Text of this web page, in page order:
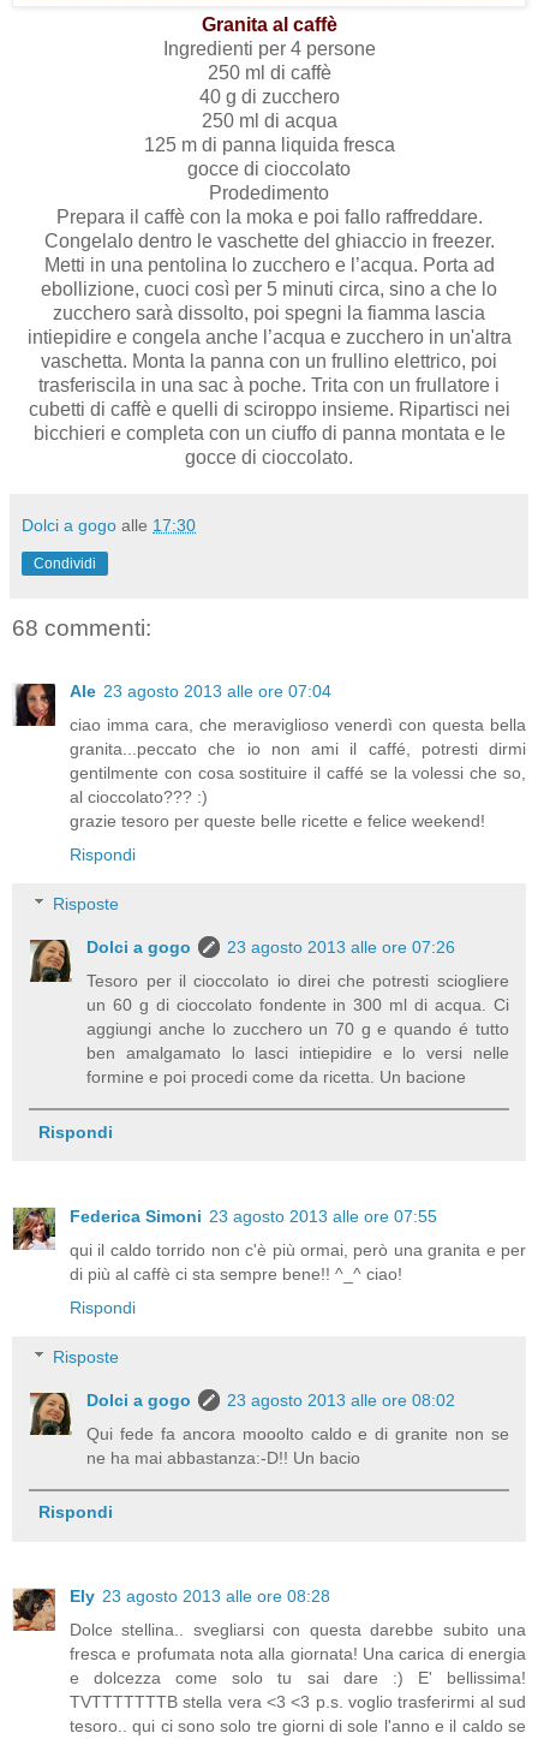
Granita al caffè
Ingredienti per 4 persone
250 ml di caffè
40 g di zucchero
250 ml di acqua
125 m di panna liquida fresca
gocce di cioccolato
Prodedimento
Prepara il caffè con la moka e poi fallo raffreddare.
Congelalo dentro le vaschette del ghiaccio in freezer.
Metti in una pentolina lo zucchero e l’acqua. Porta ad
ebollizione, cuoci così per 5 minuti circa, sino a che lo
zucchero sarà dissolto, poi spegni la fiamma lascia
intiepidire e congela anche l’acqua e zucchero in un'altra
vaschetta. Monta la panna con un frullino elettrico, poi
trasferiscila in una sac à poche. Trita con un frullatore i
cubetti di caffè e quelli di sciroppo insieme. Ripartisci nei
bicchieri e completa con un ciuffo di panna montata e le
gocce di cioccolato.
Dolci a gogo alle 17:30
Condividi
68 commenti:
Ale 23 agosto 2013 alle ore 07:04
ciao imma cara, che meraviglioso venerdì con questa bella
granita...peccato che io non ami il caffé, potresti dirmi
gentilmente con cosa sostituire il caffé se la volessi che so,
al cioccolato??? :)
grazie tesoro per queste belle ricette e felice weekend!
Rispondi
Risposte
Dolci a gogo
23 agosto 2013 alle ore 07:26
Tesoro per il cioccolato io direi che potresti sciogliere
un 60 g di cioccolato fondente in 300 ml di acqua. Ci
aggiungi anche lo zucchero un 70 g e quando é tutto
ben amalgamato lo lasci intiepidire e lo versi nelle
formine e poi procedi come da ricetta. Un bacione
Rispondi
Federica Simoni 23 agosto 2013 alle ore 07:55
qui il caldo torrido non c'è più ormai, però una granita e per
di più al caffè ci sta sempre bene!! ^_^ ciao!
Rispondi
Risposte
Dolci a gogo
23 agosto 2013 alle ore 08:02
Qui fede fa ancora mooolto caldo e di granite non se
ne ha mai abbastanza:-D!! Un bacio
Rispondi
Ely 23 agosto 2013 alle ore 08:28
Dolce stellina.. svegliarsi con questa darebbe subito una
fresca e profumata nota alla giornata! Una carica di energia
e dolcezza come solo tu sai dare :) E' bellissima!
TVTTTTTTTB stella vera <3 <3 p.s. voglio trasferirmi al sud
tesoro.. qui ci sono solo tre giorni di sole l'anno e il caldo se